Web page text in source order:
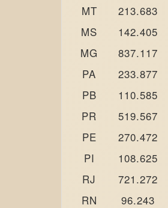
MT
213.683
MS
142.405
MG
837.117
PA
233.877
PB
110.585
PR
519.567
PE
270.472
PI
108.625
RJ
721.272
RN
96.243